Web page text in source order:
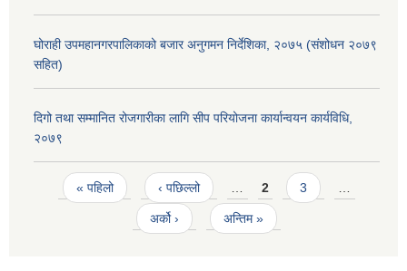
घोराही उपमहानगरपालिकाको बजार अनुगमन निर्देशिका, २०७५ (संशोधन २०७९
सहित)
दिगो तथा सम्मानित रोजगारीका लागि सीप परियोजना कार्यान्वयन कार्यविधि,
२०७९
Pages
« पहिलो ‹ पछिल्लो 2 3
अर्को › अन्तिम »